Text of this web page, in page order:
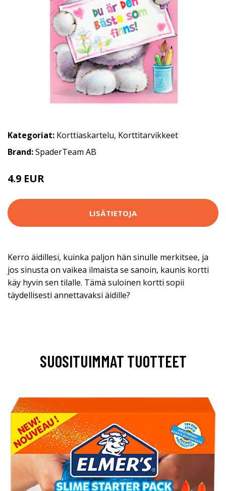
Kategoriat: Korttiaskartelu, Korttitarvikkeet
Brand:SpaderTeam AB
4.9 EUR
LISÄTIETOJA
Kerro äidillesi, kuinka paljon hän sinulle merkitsee, ja
jos sinusta on vaikea ilmaista se sanoin, kaunis kortti
käy hyvin sen tilalle. Tämä suloinen kortti sopii
täydellisesti annettavaksi äidille?
SUOSITUIMMAT TUOTTEET